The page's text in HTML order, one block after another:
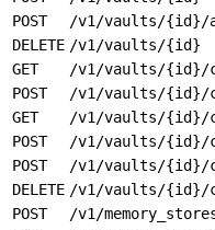
POST
/v1/vaults/{id}/
DELETE /v1/vaults/{id}
GET
/v1/vaults/{id}/
POST
/v1/vaults/{id}/
GET
/v1/vaults/{id}/
POST
/v1/vaults/{id}/
POST
/v1/vaults/{id}/
DELETE /v1/vaults/{id}/
POST
/v1/